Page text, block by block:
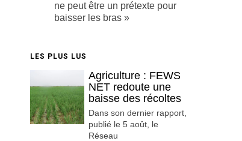
ne peut être un prétexte pour
baisser les bras »
LES PLUS LUS
Agriculture : FEWS
NET redoute une
baisse des récoltes
Dans son dernier rapport,
publié le 5 août, le
Réseau